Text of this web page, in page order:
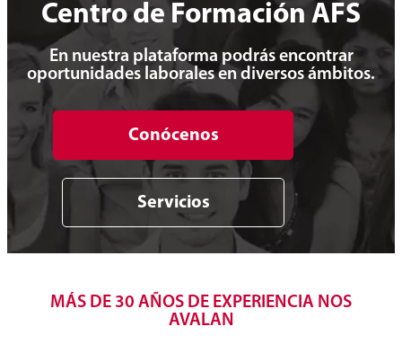
Centro de Formación AFS
En nuestra plataforma podrás encontrar
oportunidades laborales en diversos ámbitos.
Conócenos
Servicios
MÁS DE 30 AÑOS DE EXPERIENCIA NOS
AVALAN